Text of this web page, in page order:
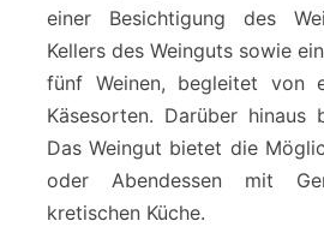
einer Besichtigung des
Kellers des Weinguts sowie
fünf Weinen, begleitet von
Käsesorten. Darüber hinaus
Das Weingut bietet die
oder Abendessen mit
kretischen Küche.